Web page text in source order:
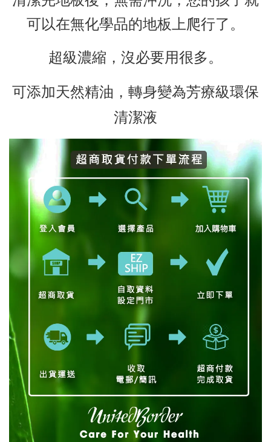
可以在無化學品的地板上爬行了。
超級濃縮，沒必要用很多。
可添加天然精油，轉身變為芳療級環保
清潔液